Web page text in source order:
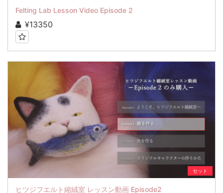
Felting Lab Lesson Video Episode 2
¥13350
セット
ヒツジフエルト縮絨室 レッスン動画 Episode2